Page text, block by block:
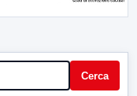
Cerca